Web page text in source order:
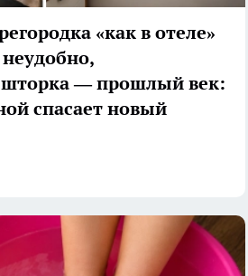
«как в отеле»
шторка — прошлый век:
спасает новый